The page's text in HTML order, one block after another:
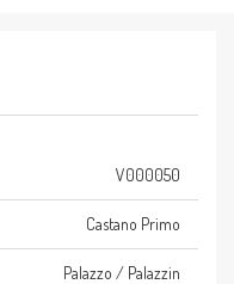
V000050
Castano Primo
Palazzo / Palazzin